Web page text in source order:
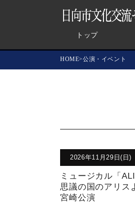
トップ
HOME 公演・イベント
2026年11月29日(日)
ミュージカル「
思議の国のアリス
宮崎公演